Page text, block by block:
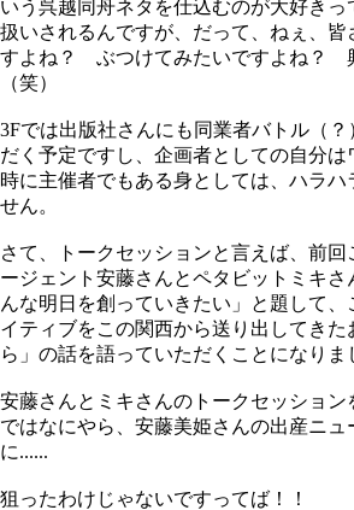
いう呉越同舟ネタを仕込むのが大好きっ
扱いされるんですが、だって、ねぇ、
すよね？ ぶつけてみたいですよね？
（笑）
3Fでは出版社さんにも同業者バトル（
だく予定ですし、企画者としての自分は
時に主催者でもある身としては、ハラハ
せん。
さて、トークセッションと言えば、前
ージェント安藤さんとペタビットミキさ
んな明日を創っていきたい」と題して
イティブをこの関西から送り出してき
ら」の話を語っていただくことになりま
安藤さんとミキさんのトークセッション
ではなにやら、安藤美姫さんの出産ニュ
に......
狙ったわけじゃないですってば！！